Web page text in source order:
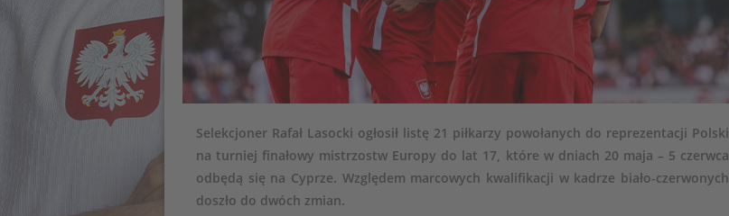
Selekcjoner Rafał Lasocki ogłosił listę 21 piłkarzy powołanych do reprezentacji Polski
na turniej finałowy mistrzostw Europy do lat 17, które w dniach 20 maja – 5 czerwca
odbędą się na Cyprze. Względem marcowych kwalifikacji w kadrze biało-czerwonych
doszło do dwóch zmian.